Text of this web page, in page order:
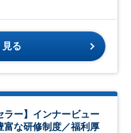
見る
ラー】インナービュー
富な研修制度／福利厚